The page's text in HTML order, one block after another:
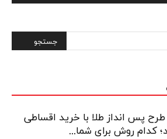
پس انداز طلا با خرید اقساطی
کدام روش برای شما...